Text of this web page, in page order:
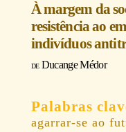
À margem da
resistência ao
indivíduos
Ducange Médor
agarrar-se ao